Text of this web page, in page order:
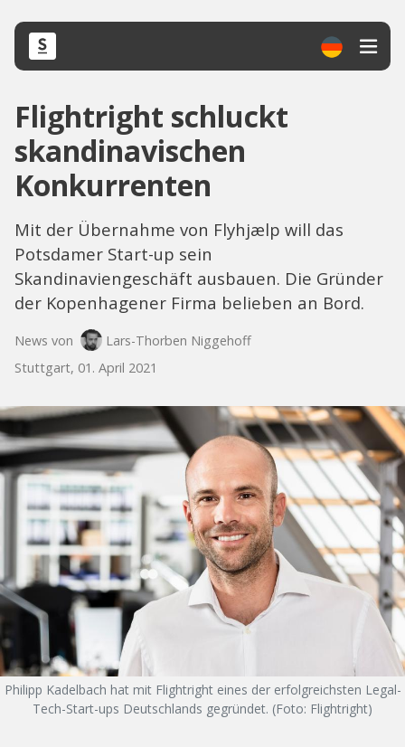
Flightright schluckt
skandinavischen
Konkurrenten
Mit der Übernahme von Flyhjælp will das
Potsdamer Start-up sein
Skandinaviengeschäft ausbauen. Die Gründer
der Kopenhagener Firma belieben an Bord.
News von
Lars-Thorben Niggehoff
Stuttgart, 01. April 2021
Philipp Kadelbach hat mit Flightright eines der erfolgreichsten Legal-
Tech-Start-ups Deutschlands gegründet. (Foto: Flightright)